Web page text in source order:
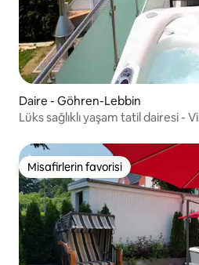
Daire - Göhren-Lebbin
Lüks sağlıklı yaşam tatil dairesi -
Misafirlerin favorisi
Misafirlerin favorisi